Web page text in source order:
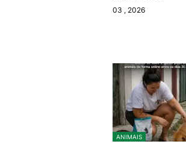
03 , 2026
ANIMAIS